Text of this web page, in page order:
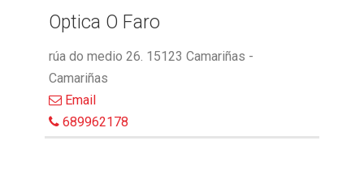
Optica O Faro
rúa do medio 26. 15123 Camariñas -
Camariñas
Email
689962178